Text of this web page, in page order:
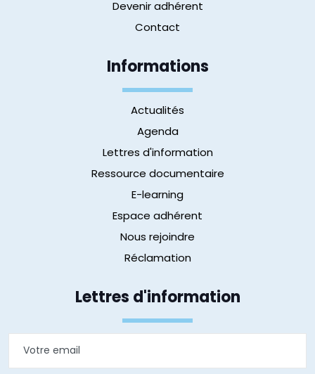
Devenir adhérent
Contact
Informations
Actualités
Agenda
Lettres d'information
Ressource documentaire
E-learning
Espace adhérent
Nous rejoindre
Réclamation
Lettres d'information